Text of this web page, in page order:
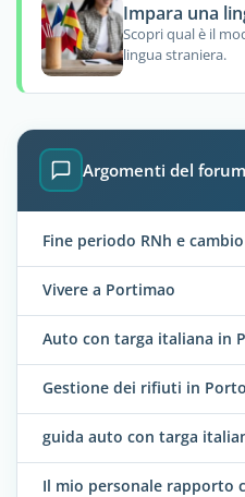
Impara una
Scopri qual è il
lingua straniera.
Argomenti del
Fine periodo RNh e
Vivere a Portimao
Auto con targa italiana in
Gestione dei rifiuti in
guida auto con targa
Il mio personale rapporto